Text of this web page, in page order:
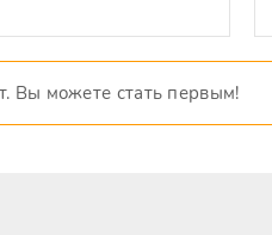
Вы можете стать первым!